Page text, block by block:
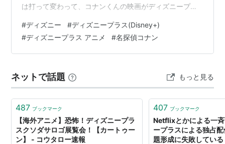
は打って変わって、コナンくんの映画がディズニープラ
天。 確かにディズニー系列のHuluではコナンくんの劇場
用映画を「見放題」だけど、逆に言えばディズニープラ
スでも視聴できるようにすること自体前代未聞かなと。
どう思っているのか、不思議で仕方ない。 勿論Netfl…
#ディズニー #ディズニープラス(Disney+)
#ディズニープラス アニメ #名探偵コナン
ネットで話題 もっと見る
487 ブックマーク
【海外アニメ】恐怖！ディズニープラ
スクソダサロゴ展覧会！【カートゥー
ン】 - コウタロー速報
407 ブックマーク
Netflixとかによる一
ープラスによる独占
題形成に失敗してい